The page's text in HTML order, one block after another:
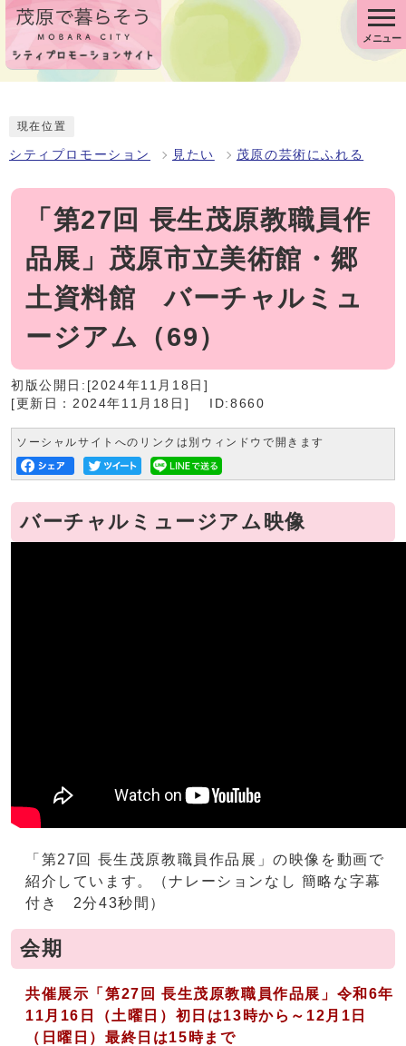
メニュー
現在位置
シティプロモーション 見たい 茂原の芸術にふれる
「第27回 長生茂原教職員作
品展」茂原市立美術館・郷
土資料館 バーチャルミュ
ージアム（69）
初版公開日:[2024年11月18日]
[更新日：2024年11月18日]
ID:8660
ソーシャルサイトへのリンクは別ウィンドウで開きます
バーチャルミュージアム映像
「第27回 長生茂原教職員作品展」の映像を動画で
紹介しています。（ナレーションなし 簡略な字幕
付き 2分43秒間）
会期
共催展示 「第27回 長生茂原教職員作品展」 令和6年
11月16日（土曜日）初日は13時から～12月1日
（日曜日）最終日は15時まで